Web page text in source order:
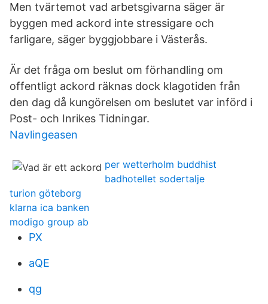
Men tvärtemot vad arbetsgivarna säger är
byggen med ackord inte stressigare och
farligare, säger byggjobbare i Västerås.
Är det fråga om beslut om förhandling om
offentligt ackord räknas dock klagotiden från
den dag då kungörelsen om beslutet var införd i
Post- och Inrikes Tidningar.
Navlingeasen
per wetterholm buddhist
badhotellet sodertalje
turion göteborg
klarna ica banken
modigo group ab
PX
aQE
qg